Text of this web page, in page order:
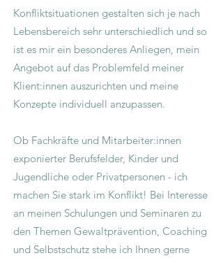
Konfliktsituationen gestalten sich je nach
Lebensbereich sehr unterschiedlich und so
ist es mir ein besonderes Anliegen, mein
Angebot auf das Problemfeld meiner
Klient:innen auszurichten und meine
Konzepte individuell anzupassen.
Ob Fachkräfte und Mitarbeiter:innen
exponierter Berufsfelder, Kinder und
Jugendliche oder Privatpersonen - ich
machen Sie stark im Konflikt! Bei Interesse
an meinen Schulungen und Seminaren zu
den Themen Gewaltprävention, Coaching
und Selbstschutz stehe ich Ihnen gerne